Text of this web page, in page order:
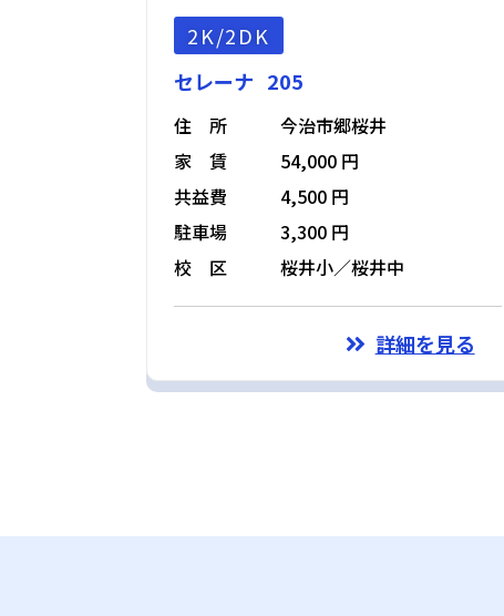
2K/2DK
セレーナ 205
住 所
今治市郷桜井
家 賃
54,000 円
共益費
4,500 円
駐車場
3,300 円
校 区
桜井小／桜井中
詳細を見る